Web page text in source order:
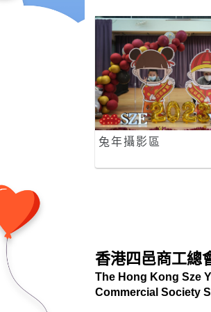
兔年攝影區
香港四邑商工總
The Hong Kong Sze
Commercial Society